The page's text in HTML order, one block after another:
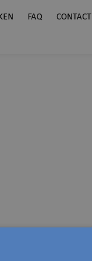
FAQ CONTACT